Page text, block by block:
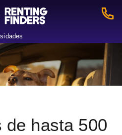
de hasta 500